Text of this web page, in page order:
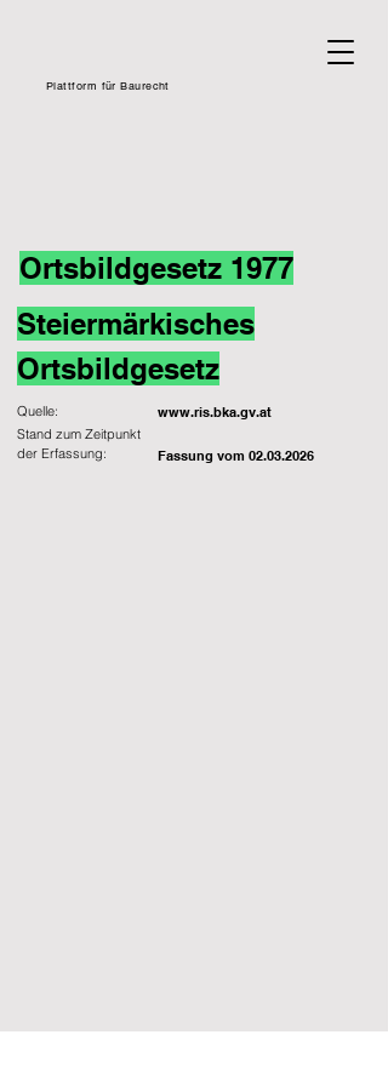
Plattform für Baurecht
Ortsbildgesetz 1977
Steiermärkisches
Ortsbildgesetz
Quelle: www.ris.bka.gv.at
Fassung vom 02.03.2026
Stand zum Zeitpunkt
der Erfassung: